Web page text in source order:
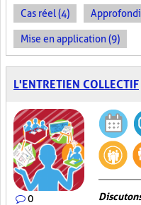
Cas réel (4)
Mise en application (9)
L'ENTRETIEN COLLECTIF
0